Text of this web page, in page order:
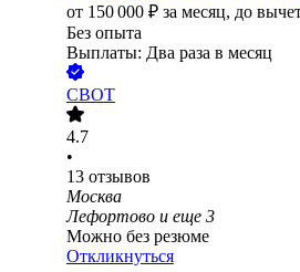
от 150 000 ₽ за месяц, до
Без опыта
Выплаты: Два раза в месяц
СВОТ
4.7
•
13 отзывов
Москва
Лефортово и еще 3
Можно без резюме
Откликнуться